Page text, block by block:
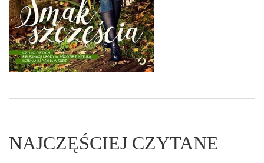
NAJCZĘŚCIEJ CZYTANE